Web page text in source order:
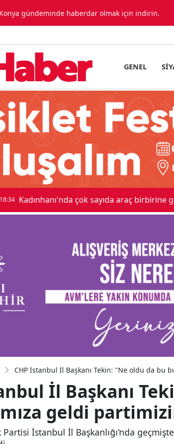
gündeminde haberdar olmak için indirin.
GENEL
CHP İstanbul İl Başkanı Tekin: "Ne oldu da bu
İl Başkanı
geldi
İstanbul İl Başkanlığı’nda